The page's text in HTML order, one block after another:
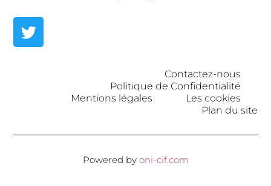
Contactez-nous
Politique de Confidentialité
Mentions légales
Les cookies
Plan du site
Powered by oni-cif.com